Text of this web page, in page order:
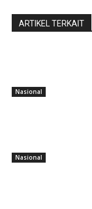
ARTIKEL TERKAIT
Nasional
Nasional